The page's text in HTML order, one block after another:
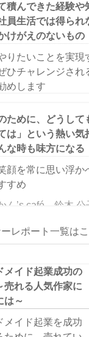
ともこ）
積んできた経験や
員生活では得られ
けがえのないもの
りたいことを実現
ひチャレンジされ
めします
役社長 モス 恵
ために、どうして
は」という熱い気
な時も味方になる
顔を常に思い浮か
すめ
ん’s café 鈴木 公
レポート一覧は
メイド起業成功の
売れる人気作家に
は～
メイド起業を成功